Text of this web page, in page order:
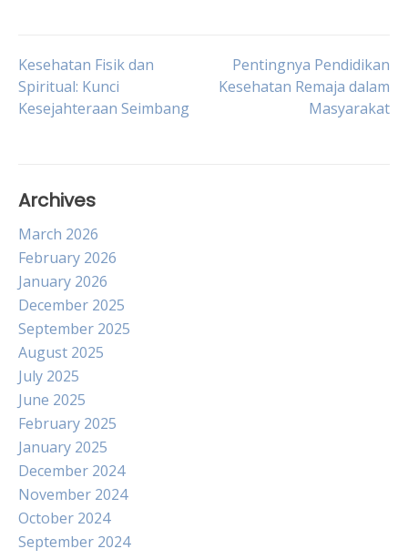
Post
navigation
Kesehatan Fisik dan
Spiritual: Kunci
Kesejahteraan Seimbang
Pentingnya Pendidikan
Kesehatan Remaja dalam
Masyarakat
Archives
March 2026
February 2026
January 2026
December 2025
September 2025
August 2025
July 2025
June 2025
February 2025
January 2025
December 2024
November 2024
October 2024
September 2024